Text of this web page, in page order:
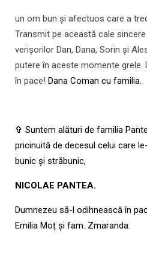
un om bun și afectuos care a
Transmit pe această cale
verișorilor Dan, Dana, Sorin și
putere în aceste momente grele.
în pace! Dana Coman cu familia.
✞ Suntem alături de familia
pricinuită de decesul celui care
bunic și străbunic,
NICOLAE PANTEA.
Dumnezeu să-l odihnească în
Emilia Moț și fam. Zmaranda.